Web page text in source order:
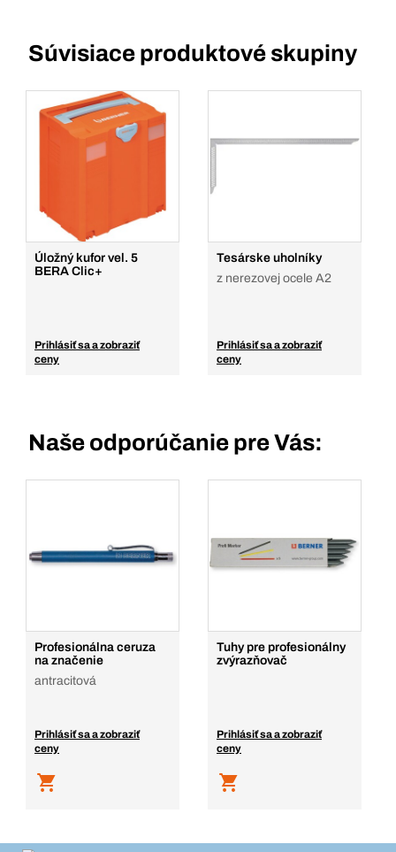
Súvisiace produktové skupiny
Úložný kufor vel. 5
BERA Clic+
Prihlásiť sa a zobraziť
ceny
Tesárske uholníky
z nerezovej ocele A2
Prihlásiť sa a zobraziť
ceny
Naše odporúčanie pre Vás:
Profesionálna ceruza
na značenie
antracitová
Prihlásiť sa a zobraziť
ceny
Tuhy pre profesionálny
zvýrazňovač
Prihlásiť sa a zobraziť
ceny